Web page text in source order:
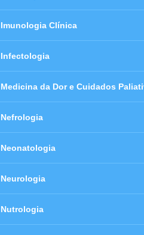
Imunologia Clínica
Infectologia
Medicina da Dor e Cuidados
Nefrologia
Neonatologia
Neurologia
Nutrologia